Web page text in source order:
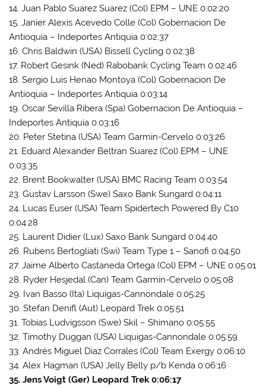
14. Juan Pablo Suarez Suarez (Col) EPM – UNE 0:02:20
15. Janier Alexis Acevedo Colle (Col) Gobernacion De
Antioquia – Indeportes Antiquia 0:02:37
16. Chris Baldwin (USA) Bissell Cycling 0:02:38
17. Robert Gesink (Ned) Rabobank Cycling Team 0:02:46
18. Sergio Luis Henao Montoya (Col) Gobernacion De
Antioquia – Indeportes Antiquia 0:03:14
19. Oscar Sevilla Ribera (Spa) Gobernacion De Antioquia –
Indeportes Antiquia 0:03:16
20. Peter Stetina (USA) Team Garmin-Cervelo 0:03:26
21. Eduard Alexander Beltran Suarez (Col) EPM – UNE
0:03:35
22. Brent Bookwalter (USA) BMC Racing Team 0:03:54
23. Gustav Larsson (Swe) Saxo Bank Sungard 0:04:11
24. Lucas Euser (USA) Team Spidertech Powered By C10
0:04:28
25. Laurent Didier (Lux) Saxo Bank Sungard 0:04:40
26. Rubens Bertogliati (Swi) Team Type 1 – Sanofi 0:04:50
27. Jaime Alberto Castaneda Ortega (Col) EPM – UNE 0:05:01
28. Ryder Hesjedal (Can) Team Garmin-Cervelo 0:05:08
29. Ivan Basso (Ita) Liquigas-Cannondale 0:05:25
30. Stefan Denifl (Aut) Leopard Trek 0:05:51
31. Tobias Ludvigsson (Swe) Skil – Shimano 0:05:55
32. Timothy Duggan (USA) Liquigas-Cannondale 0:05:59
33. Andrès Miguel Diaz Corrales (Col) Team Exergy 0:06:10
34. Alex Hagman (USA) Jelly Belly p/b Kenda 0:06:16
35. Jens Voigt (Ger) Leopard Trek 0:06:17